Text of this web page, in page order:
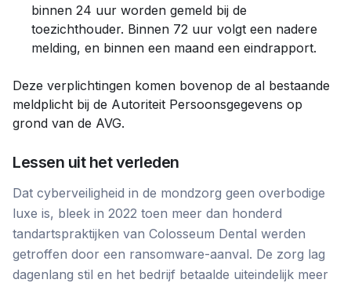
binnen 24 uur worden gemeld bij de
toezichthouder. Binnen 72 uur volgt een nadere
melding, en binnen een maand een eindrapport.
Deze verplichtingen komen bovenop de al bestaande
meldplicht bij de Autoriteit Persoonsgegevens op
grond van de AVG.
Lessen uit het verleden
Dat cyberveiligheid in de mondzorg geen overbodige
luxe is, bleek in 2022 toen meer dan honderd
tandartspraktijken van Colosseum Dental werden
getroffen door een ransomware-aanval. De zorg lag
dagenlang stil en het bedrijf betaalde uiteindelijk meer